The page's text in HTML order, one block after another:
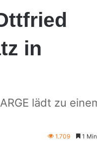
in
lädt zu
1.709 1